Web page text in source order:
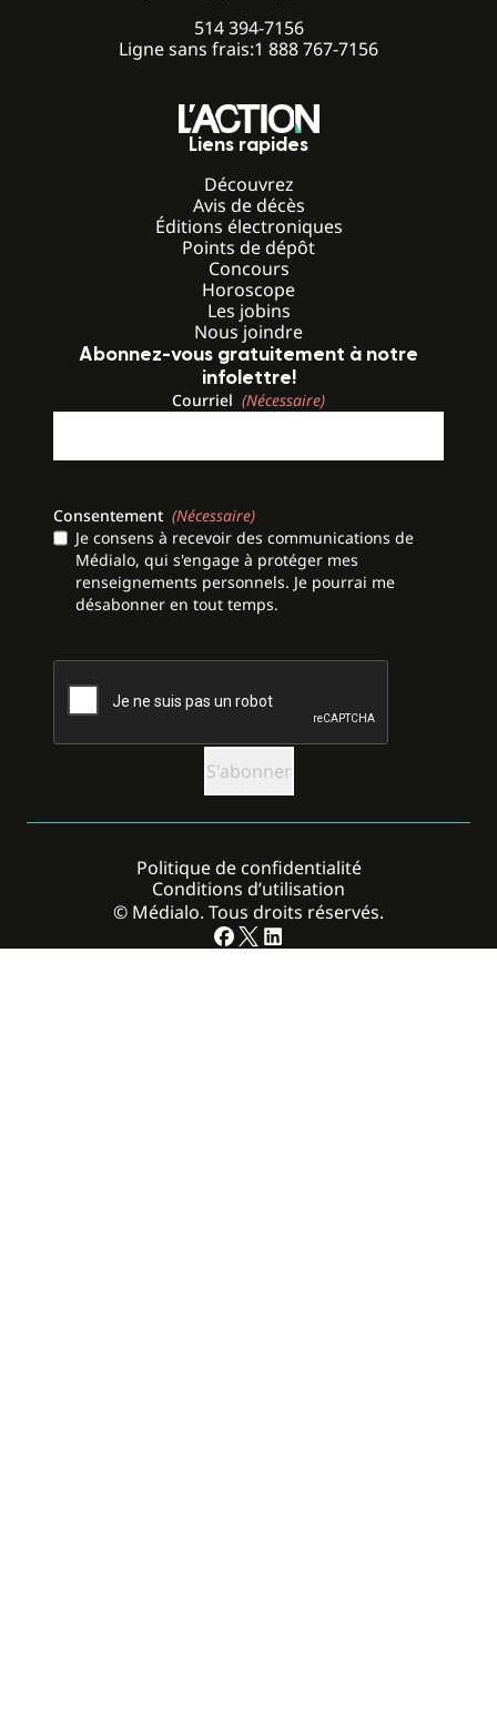
514 394-7156
Ligne sans frais:1 888 767-7156
Liens rapides
Découvrez
Avis de décès
Éditions électroniques
Points de dépôt
Concours
Horoscope
Les jobins
Nous joindre
Abonnez-vous gratuitement à notre
infolettre!
Courriel (Nécessaire)
Consentement (Nécessaire)
Je consens à recevoir des communications de
Médialo, qui s'engage à protéger mes
renseignements personnels. Je pourrai me
désabonner en tout temps.
© Médialo. Tous droits réservés.
Politique de confidentialité
Conditions d’utilisation